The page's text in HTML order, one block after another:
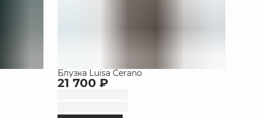
Блузка Luisa Cerano
21 700 ₽